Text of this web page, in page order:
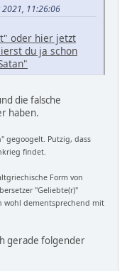
11:26:06
oder hier jetzt
du ja schon
die falsche
haben.
gegoogelt. Putzig, dass
findet.
Form von
"Geliebte(r)"
wohl dementsprechend mit
gerade folgender